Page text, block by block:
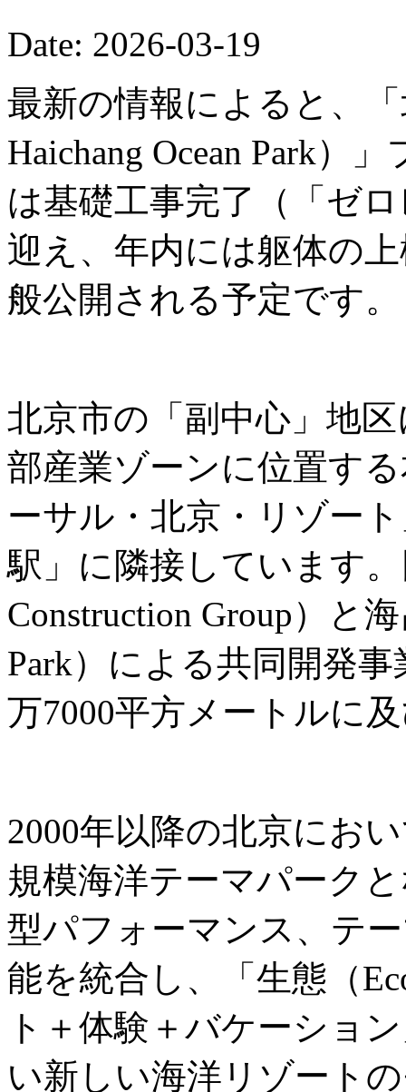
Date: 2026-03-19
最新の情報によると、
Haichang Ocean Park）
は基礎工事完了（「ゼ
迎え、年内には躯体の
般公開される予定です。
北京市の「副中心」地
部産業ゾーンに位置す
ーサル・北京・リゾー
駅」に隣接しています
Construction Group）と
Park）による共同開発
万7000平方メートルに
2000年以降の北京にお
規模海洋テーマパーク
型パフォーマンス、テ
能を統合し、「生態（
ト＋体験＋バケーショ
い新しい海洋リゾート